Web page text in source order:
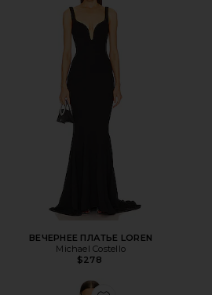
ВЕЧЕРНЕЕ ПЛАТЬЕ LOREN
Michael Costello
$278